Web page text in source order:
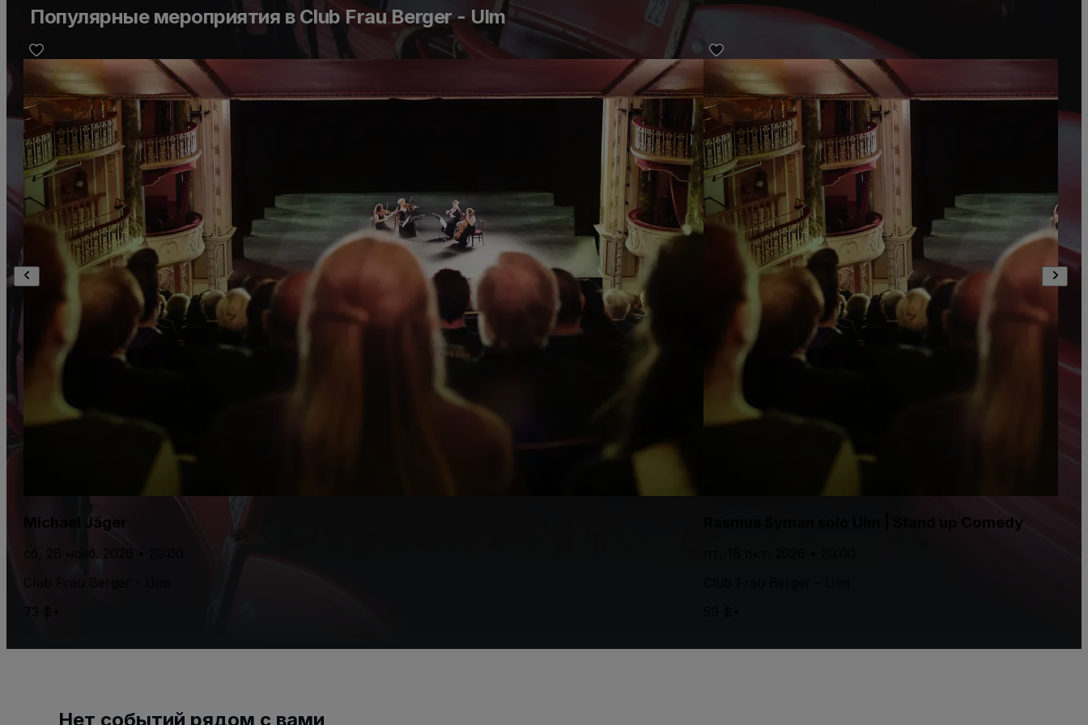
Популярные мероприятия в Club Frau Berger - Ulm
Michael Jäger
сб, 28 нояб. 2026 • 20:00
Rasmus Syman solo Ulm | Stand up Comedy
Нет событий рядом с вами